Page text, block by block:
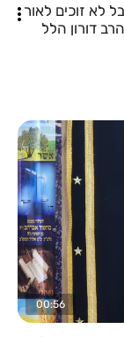
לא זוכים לאור
דורון הלל
00:56